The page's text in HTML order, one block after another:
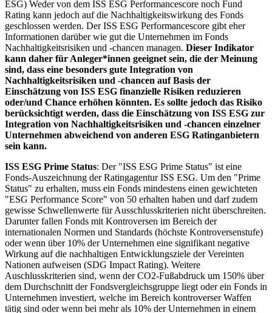
ESG) Weder von dem ISS ESG Performancescore noch Fund
Rating kann jedoch auf die Nachhaltigkeitswirkung des Fonds
geschlossen werden. Der ISS ESG Performancescore gibt eher
Informationen darüber wie gut die Unternehmen im Fonds
Nachhaltigkeitsrisiken und -chancen managen. Dieser Indikator
kann daher für Anleger*innen geeignet sein, die der Meinung
sind, dass eine besonders gute Integration von
Nachhaltigkeitsrisiken und -chancen auf Basis der
Einschätzung von ISS ESG finanzielle Risiken reduzieren
oder/und Chance erhöhen könnten. Es sollte jedoch das Risiko
berücksichtigt werden, dass die Einschätzung von ISS ESG zur
Integration von Nachhaltigkeitsrisiken und -chancen einzelner
Unternehmen abweichend von anderen ESG Ratinganbietern
sein kann.
ISS ESG Prime Status: Der "ISS ESG Prime Status" ist eine
Fonds-Auszeichnung der Ratingagentur ISS ESG. Um den "Prime
Status" zu erhalten, muss ein Fonds mindestens einen gewichteten
"ESG Performance Score" von 50 erhalten haben und darf zudem
gewisse Schwellenwerte für Ausschlusskriterien nicht überschreiten.
Darunter fallen Fonds mit Kontroversen im Bereich der
internationalen Normen und Standards (höchste Kontroversenstufe)
oder wenn über 10% der Unternehmen eine signifikant negative
Wirkung auf die nachhaltigen Entwicklungsziele der Vereinten
Nationen aufweisen (SDG Impact Rating). Weitere
Auschlusskriterien sind, wenn der CO2-Fußabdruck um 150% über
dem Durchschnitt der Fondsvergleichsgruppe liegt oder ein Fonds in
Unternehmen investiert, welche im Bereich kontroverser Waffen
tätig sind oder wenn bei mehr als 10% der Unternehmen in einem